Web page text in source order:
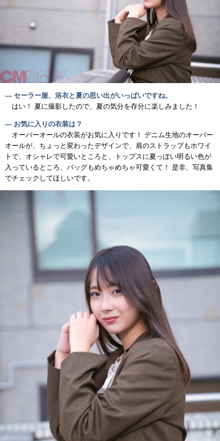
― セーラー服、浴衣と夏の思い出がいっぱいですね。
はい！ 夏に撮影したので、夏の気分を存分に楽しみました！
― お気に入りの衣装は？
オーバーオールの衣装がお気に入りです！ デニム生地のオーバー
オールが、ちょっと変わったデザインで、肩のストラップもホワイ
トで、オシャレで可愛いところと、トップスに夏っぽい明るい色が
入っているところ、バッグもめちゃめちゃ可愛くて！ 是非、写真集
でチェックしてほしいです。